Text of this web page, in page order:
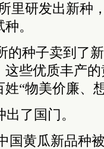
里研发出新种
。
的种子卖到了
些优质丰产
“物美价廉、
了国门。
国黄瓜新品种